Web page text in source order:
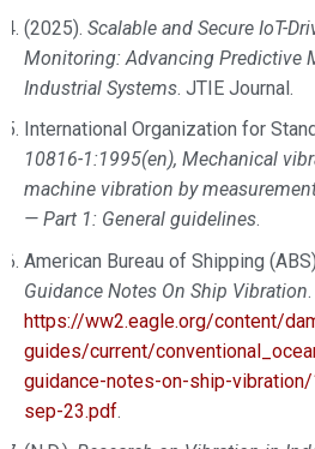
(2025). Scalable and Secure IoT-
Monitoring: Advancing Predictive
Industrial Systems. JTIE Journal.
International Organization for
10816-1:1995(en), Mechanical
machine vibration by
— Part 1: General guidelines.
American Bureau of Shipping
Guidance Notes On Ship Vibration
https://ww2.eagle.org/content/
guides/current/
guidance-notes-on-ship-
sep-23.pdf.